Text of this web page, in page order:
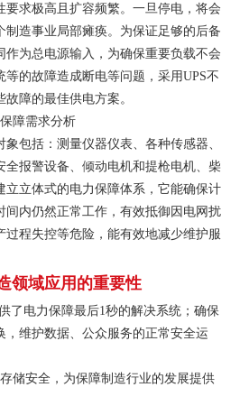
要求极高且扩容频繁。一旦停电，将会
制造事业局部瘫痪。为保证足够的后备
作为总电源输入，为确保重要负载不会
等的故障造成断电等问题，采用UPS不
障的最佳供电方案。
障需求分析
包括：测量仪器仪表、各种传感器、
全报警设备、倾动电机和提枪电机、柴
立立体式的电力保障体系，它能确保计
间内仍然正常工作，有效抵御因电网扰
过程失控等危险，能有效地减少维护服
领域应用的重要性
了电力保障最后1秒的解决系统；确保
，维护数据、公众服务的正常安全运
储安全，为保障制造行业的发展提供